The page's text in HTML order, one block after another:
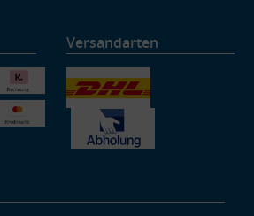
Versandarten